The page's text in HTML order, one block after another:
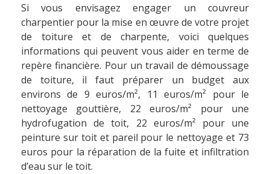
Si vous envisagez engager un couvreur
charpentier pour la mise en œuvre de votre projet
de toiture et de charpente, voici quelques
informations qui peuvent vous aider en terme de
repère financière. Pour un travail de démoussage
de toiture, il faut préparer un budget aux
environs de 9 euros/m², 11 euros/m² pour le
nettoyage gouttière, 22 euros/m² pour une
hydrofugation de toit, 22 euros/m² pour une
peinture sur toit et pareil pour le nettoyage et 73
euros pour la réparation de la fuite et infiltration
d’eau sur le toit.